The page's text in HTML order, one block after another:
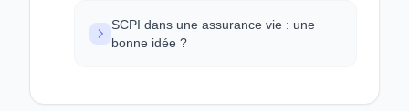
SCPI dans une assurance vie : une
bonne idée ?